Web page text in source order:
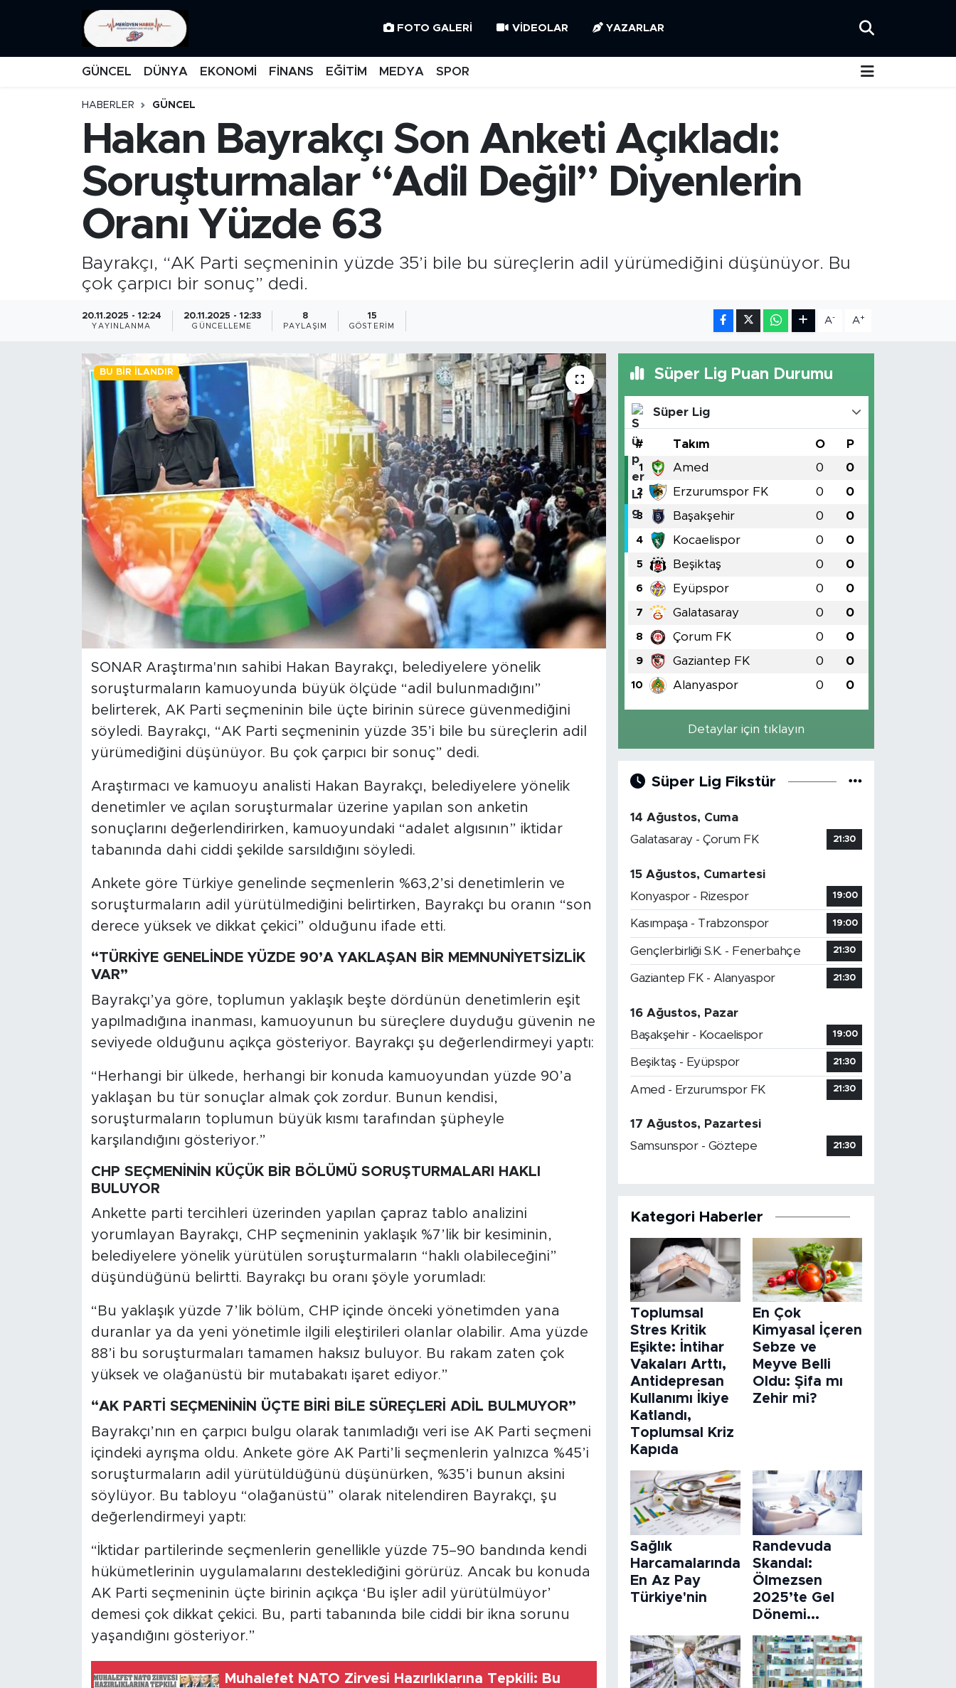
FOTO GALERI VIDEOLAR YAZARLAR
GÜNCEL DÜNYA EKONOMİ FİNANS EĞİTİM MEDYA SPOR
HABERLER GÜNCEL
Hakan Bayrakçı Son Anketi Açıkladı:
Soruşturmalar “Adil Değil” Diyenlerin
Oranı Yüzde 63
Bayrakçı, “AK Parti seçmeninin yüzde 35’i bile bu süreçlerin adil yürümediğini düşünüyor. Bu
çok çarpıcı bir sonuç” dedi.
20.11.2025 - 12:24
YAYINLANMA
20.11.2025 - 12:33
GÜNCELLEME
8
PAYLAŞIM
15
GÖSTERIM
A- A+
BU BIR İLANDIR
SONAR Araştırma'nın sahibi Hakan Bayrakçı, belediyelere yönelik
soruşturmaların kamuoyunda büyük ölçüde “adil bulunmadığını”
belirterek, AK Parti seçmeninin bile üçte birinin sürece güvenmediğini
söyledi. Bayrakçı, “AK Parti seçmeninin yüzde 35’i bile bu süreçlerin adil
yürümediğini düşünüyor. Bu çok çarpıcı bir sonuç” dedi.
Araştırmacı ve kamuoyu analisti Hakan Bayrakçı, belediyelere yönelik
denetimler ve açılan soruşturmalar üzerine yapılan son anketin
sonuçlarını değerlendirirken, kamuoyundaki “adalet algısının” iktidar
tabanında dahi ciddi şekilde sarsıldığını söyledi.
Ankete göre Türkiye genelinde seçmenlerin %63,2’si denetimlerin ve
soruşturmaların adil yürütülmediğini belirtirken, Bayrakçı bu oranın “son
derece yüksek ve dikkat çekici” olduğunu ifade etti.
“TÜRKİYE GENELİNDE YÜZDE 90’A YAKLAŞAN BİR MEMNUNİYETSİZLİK
VAR”
Bayrakçı’ya göre, toplumun yaklaşık beşte dördünün denetimlerin eşit
yapılmadığına inanması, kamuoyunun bu süreçlere duyduğu güvenin ne
seviyede olduğunu açıkça gösteriyor. Bayrakçı şu değerlendirmeyi yaptı:
“Herhangi bir ülkede, herhangi bir konuda kamuoyundan yüzde 90’a
yaklaşan bu tür sonuçlar almak çok zordur. Bunun kendisi,
soruşturmaların toplumun büyük kısmı tarafından şüpheyle
karşılandığını gösteriyor.”
CHP SEÇMENİNİN KÜÇÜK BİR BÖLÜMÜ SORUŞTURMALARI HAKLI
BULUYOR
Ankette parti tercihleri üzerinden yapılan çapraz tablo analizini
yorumlayan Bayrakçı, CHP seçmeninin yaklaşık %7’lik bir kesiminin,
belediyelere yönelik yürütülen soruşturmaların “haklı olabileceğini”
düşündüğünü belirtti. Bayrakçı bu oranı şöyle yorumladı:
“Bu yaklaşık yüzde 7’lik bölüm, CHP içinde önceki yönetimden yana
duranlar ya da yeni yönetimle ilgili eleştirileri olanlar olabilir. Ama yüzde
88’i bu soruşturmaları tamamen haksız buluyor. Bu rakam zaten çok
yüksek ve olağanüstü bir mutabakatı işaret ediyor.”
“AK PARTİ SEÇMENİNİN ÜÇTE BİRİ BİLE SÜREÇLERİ ADİL BULMUYOR”
Bayrakçı’nın en çarpıcı bulgu olarak tanımladığı veri ise AK Parti seçmeni
içindeki ayrışma oldu. Ankete göre AK Parti’li seçmenlerin yalnızca %45’i
soruşturmaların adil yürütüldüğünü düşünürken, %35’i bunun aksini
söylüyor. Bu tabloyu “olağanüstü” olarak nitelendiren Bayrakçı, şu
değerlendirmeyi yaptı:
“İktidar partilerinde seçmenlerin genellikle yüzde 75–90 bandında kendi
hükümetlerinin uygulamalarını desteklediğini görürüz. Ancak bu konuda
AK Parti seçmeninin üçte birinin açıkça ‘Bu işler adil yürütülmüyor’
demesi çok dikkat çekici. Bu, parti tabanında bile ciddi bir ikna sorunu
yaşandığını gösteriyor.”
Muhalefet NATO Zirvesi Hazırlıklarına Tepkili: Bu
Süper Lig Puan Durumu
Süper Lig
# Takım O P
1 Amed 0 0
2 Erzurumspor FK 0 0
3 Başakşehir 0 0
4 Kocaelispor 0 0
5 Beşiktaş 0 0
6 Eyüpspor 0 0
7 Galatasaray 0 0
8 Çorum FK 0 0
9 Gaziantep FK 0 0
10 Alanyaspor 0 0
Detaylar için tıklayın
Süper Lig Fikstür
14 Ağustos, Cuma
Galatasaray - Çorum FK
21:30
15 Ağustos, Cumartesi
Konyaspor - Rizespor
19:00
Kasımpaşa - Trabzonspor 19:00
Gençlerbirliği S.K. - Fenerbahçe 21:30
Gaziantep FK - Alanyaspor 21:30
16 Ağustos, Pazar
Başakşehir - Kocaelispor
19:00
Beşiktaş - Eyüpspor 21:30
Amed - Erzurumspor FK 21:30
17 Ağustos, Pazartesi
Samsunspor - Göztepe
21:30
Kategori Haberler
Toplumsal
Stres Kritik
Eşikte: İntihar
Vakaları Arttı,
Antidepresan
Kullanımı İkiye
Katlandı,
Toplumsal Kriz
Kapıda
En Çok
Kimyasal İçeren
Sebze ve
Meyve Belli
Oldu: Şifa mı
Zehir mi?
Sağlık
Harcamalarında
En Az Pay
Türkiye'nin
Randevuda
Skandal:
Ölmezsen
2025’te Gel
Dönemi...
MANŞET
FİNANS
DÜNYA
GÜNCEL
RÖPÖRTAJ
NOSTALJİ
YAZARLAR
EKONOMİ
KÜLTÜR SANAT
TARİHTEN GÜNÜMÜZE
SİYASET
MEDYA KÖŞESİ
FOTO GALERİ
VİDEOLAR
ALINTI YAZARLAR
SOSYAL MEDYA
İstanbul Namaz Vakitleri
Trafik Durumu
Süper Lig Puan Durumu ve Fikstür
Tüm Manşetler
Son Dakika Haberleri